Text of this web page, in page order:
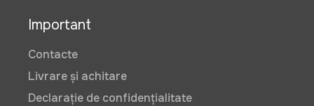
Important
Contacte
Livrare și achitare
Declarație de confidențialitate